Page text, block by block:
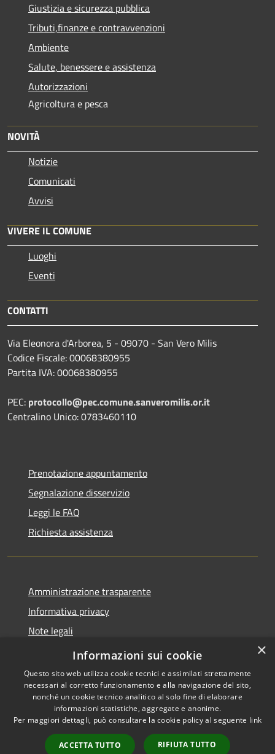
Giustizia e sicurezza pubblica
Tributi,finanze e contravvenzioni
Ambiente
Salute, benessere e assistenza
Autorizzazioni
Agricoltura e pesca
NOVITÀ
Notizie
Comunicati
Avvisi
VIVERE IL COMUNE
Luoghi
Eventi
CONTATTI
Via Eleonora d'Arborea, 5 - 09070 - San Vero Milis
Codice Fiscale: 00068380955
Partita IVA: 00068380955
PEC: protocollo@pec.comune.sanveromilis.or.it
Centralino Unico: 0783460110
Prenotazione appuntamento
Segnalazione disservizio
Leggi le FAQ
Richiesta assistenza
Amministrazione trasparente
Informativa privacy
Note legali
Dichiarazione di accessibilità
Accessibilità
Copyright © 2026 • Comune di
San Vero Milis • Powered by
Municipium•
Accesso
×
Informazioni sui cookie
Questo sito web utilizza cookie tecnici e assimilati strettamente
necessari al corretto funzionamento e alla navigazione del sito,
nonché un cookie tecnico analitico al solo fine di elaborare
informazioni statistiche, aggregate e anonime.
Per maggiori dettagli, può consultare la cookie policy al seguente link
ACCETTA TUTTO RIFIUTA TUTTO